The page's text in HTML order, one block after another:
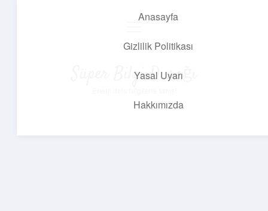
Anasayfa
Gizlilik Politikası
Yasal Uyarı
Hakkımızda
Süper Bilgi Durağı